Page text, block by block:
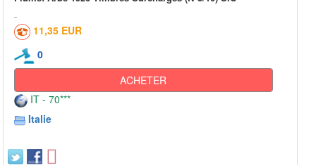
11,35 EUR
0
ACHETER
IT - 70***
Italie